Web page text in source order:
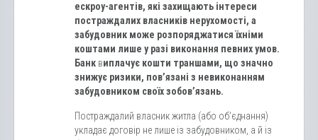
ескроу-агентів, які захищають інтереси
постраждалих власників нерухомості, а
забудовник може розпоряджатися їхніми
коштами лише у разі виконання певних умов.
Банк виплачує кошти траншами, що значно
знижує ризики, пов’язані з невиконанням
забудовником своїх зобов’язань.
Постраждалий власник житла (або об’єднання)
укладає договір не лише із забудовником, а й із